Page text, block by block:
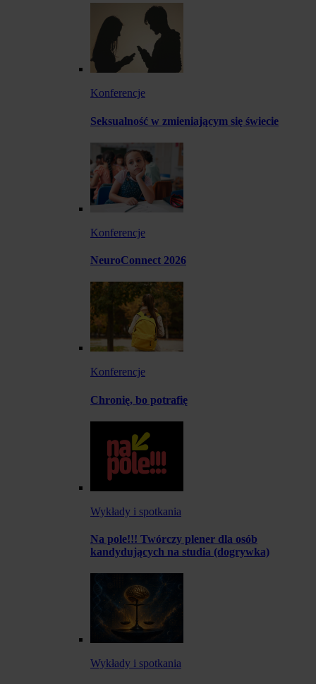
Konferencje
Seksualność w zmieniającym się świecie
Konferencje
NeuroConnect 2026
Konferencje
Chronię, bo potrafię
Wykłady i spotkania
Na pole!!! Twórczy plener dla osób
kandydujących na studia (dogrywka)
Wykłady i spotkania